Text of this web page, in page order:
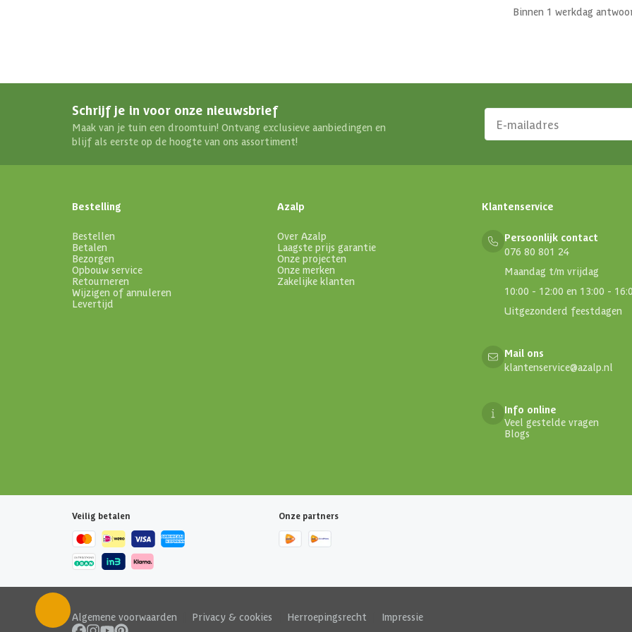
Binnen 1 werkdag
Schrijf je in voor onze nieuwsbrief
Maak van je tuin een droomtuin! Ontvang exclusieve aanbiedingen en
blijf als eerste op de hoogte van ons assortiment!
Bestelling
Bestellen
Betalen
Bezorgen
Opbouw service
Retourneren
Wijzigen of annuleren
Levertijd
Azalp
Over Azalp
Laagste prijs garantie
Onze projecten
Onze merken
Zakelijke klanten
Klantenservice
Persoonlijk contact
076 80 801 24
Maandag t/m vrijdag
10:00 - 12:00 en 13:00 -
Uitgezonderd feestdagen
Mail ons
klantenservice@azalp.nl
Info online
Veel gestelde vragen
Blogs
Veilig betalen Onze partners
Algemene voorwaarden Privacy & cookies Herroepingsrecht Impressie